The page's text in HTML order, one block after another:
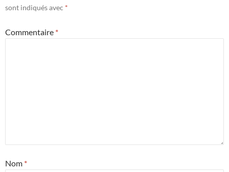
sont indiqués avec *
Commentaire *
Nom *